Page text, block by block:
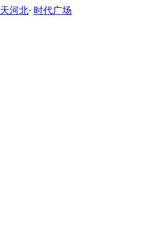
天河北· 时代广场